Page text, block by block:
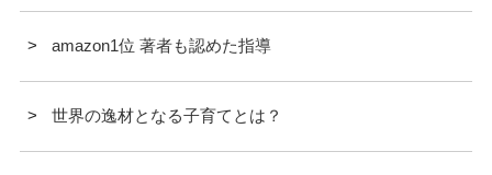
amazon1位 著者も認めた指導
世界の逸材となる子育てとは？